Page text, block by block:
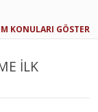
KONULARI GÖSTER
İLK